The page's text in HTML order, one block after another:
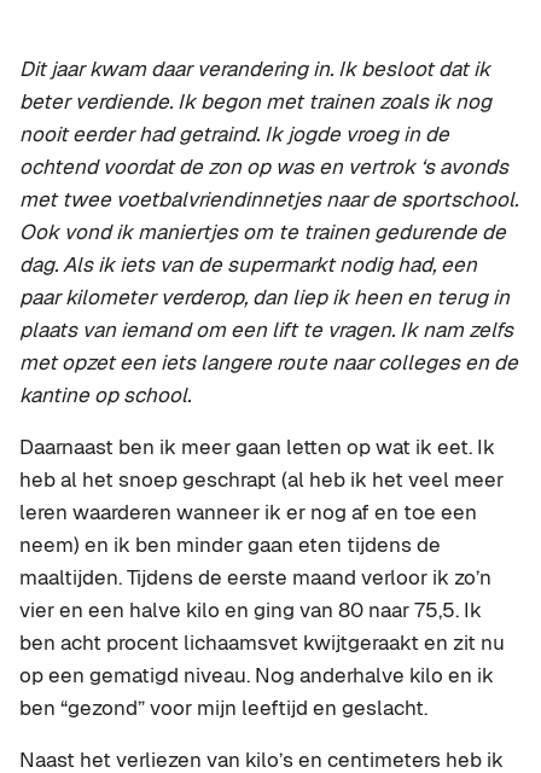
Dit jaar kwam daar verandering in. Ik besloot dat ik
beter verdiende. Ik begon met trainen zoals ik nog
nooit eerder had getraind. Ik jogde vroeg in de
ochtend voordat de zon op was en vertrok ‘s avonds
met twee voetbalvriendinnetjes naar de sportschool.
Ook vond ik maniertjes om te trainen gedurende de
dag. Als ik iets van de supermarkt nodig had, een
paar kilometer verderop, dan liep ik heen en terug in
plaats van iemand om een lift te vragen. Ik nam zelfs
met opzet een iets langere route naar colleges en de
kantine op school.
Daarnaast ben ik meer gaan letten op wat ik eet. Ik
heb al het snoep geschrapt (al heb ik het veel meer
leren waarderen wanneer ik er nog af en toe een
neem) en ik ben minder gaan eten tijdens de
maaltijden. Tijdens de eerste maand verloor ik zo’n
vier en een halve kilo en ging van 80 naar 75,5. Ik
ben acht procent lichaamsvet kwijtgeraakt en zit nu
op een gematigd niveau. Nog anderhalve kilo en ik
ben “gezond” voor mijn leeftijd en geslacht.
Naast het verliezen van kilo’s en centimeters heb ik